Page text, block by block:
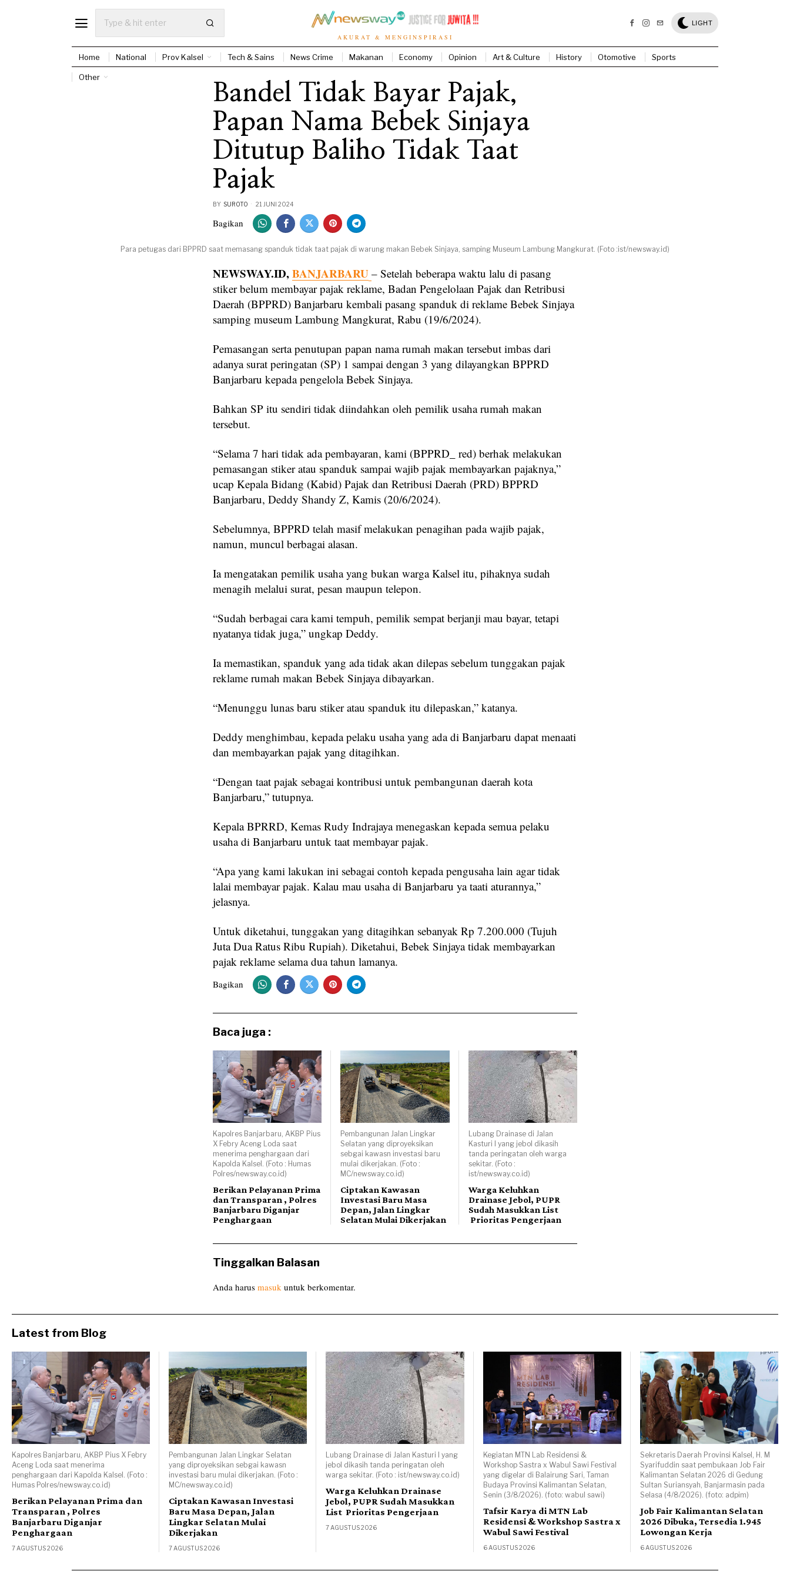
AKURAT & MENGINSPIRASI
LIGHT
Home National Prov Kalsel Tech & Sains News Crime Makanan Economy Opinion Art & Culture History Otomotive Sports
Other
Bandel Tidak Bayar Pajak,
Papan Nama Bebek Sinjaya
Ditutup Baliho Tidak Taat
Pajak
BY SUROTO 21 JUNI 2024
Bagikan
Para petugas dari BPPRD saat memasang spanduk tidak taat pajak di warung makan Bebek Sinjaya, samping Museum Lambung Mangkurat. (Foto :ist/newsway.id)
NEWSWAY.ID,BANJARBARU – Setelah beberapa waktu lalu di pasang
stiker belum membayar pajak reklame, Badan Pengelolaan Pajak dan Retribusi
Daerah (BPPRD) Banjarbaru kembali pasang spanduk di reklame Bebek Sinjaya
samping museum Lambung Mangkurat, Rabu (19/6/2024).
Pemasangan serta penutupan papan nama rumah makan tersebut imbas dari
adanya surat peringatan (SP) 1 sampai dengan 3 yang dilayangkan BPPRD
Banjarbaru kepada pengelola Bebek Sinjaya.
Bahkan SP itu sendiri tidak diindahkan oleh pemilik usaha rumah makan
tersebut.
“Selama 7 hari tidak ada pembayaran, kami (BPPRD_ red) berhak melakukan
pemasangan stiker atau spanduk sampai wajib pajak membayarkan pajaknya,”
ucap Kepala Bidang (Kabid) Pajak dan Retribusi Daerah (PRD) BPPRD
Banjarbaru, Deddy Shandy Z, Kamis (20/6/2024).
Sebelumnya, BPPRD telah masif melakukan penagihan pada wajib pajak,
namun, muncul berbagai alasan.
Ia mengatakan pemilik usaha yang bukan warga Kalsel itu, pihaknya sudah
menagih melalui surat, pesan maupun telepon.
“Sudah berbagai cara kami tempuh, pemilik sempat berjanji mau bayar, tetapi
nyatanya tidak juga,” ungkap Deddy.
Ia memastikan, spanduk yang ada tidak akan dilepas sebelum tunggakan pajak
reklame rumah makan Bebek Sinjaya dibayarkan.
“Menunggu lunas baru stiker atau spanduk itu dilepaskan,” katanya.
Deddy menghimbau, kepada pelaku usaha yang ada di Banjarbaru dapat menaati
dan membayarkan pajak yang ditagihkan.
“Dengan taat pajak sebagai kontribusi untuk pembangunan daerah kota
Banjarbaru,” tutupnya.
Kepala BPRRD, Kemas Rudy Indrajaya menegaskan kepada semua pelaku
usaha di Banjarbaru untuk taat membayar pajak.
“Apa yang kami lakukan ini sebagai contoh kepada pengusaha lain agar tidak
lalai membayar pajak. Kalau mau usaha di Banjarbaru ya taati aturannya,”
jelasnya.
Untuk diketahui, tunggakan yang ditagihkan sebanyak Rp 7.200.000 (Tujuh
Juta Dua Ratus Ribu Rupiah). Diketahui, Bebek Sinjaya tidak membayarkan
pajak reklame selama dua tahun lamanya.
Bagikan
Baca juga :
Kapolres Banjarbaru, AKBP Pius
X Febry Aceng Loda saat
menerima penghargaan dari
Kapolda Kalsel. (Foto : Humas
Polres/newsway.co.id)
Berikan Pelayanan Prima
dan Transparan , Polres
Banjarbaru Diganjar
Penghargaan
Pembangunan Jalan Lingkar
Selatan yang diproyeksikan
sebgai kawasn investasi baru
mulai dikerjakan. (Foto :
MC/newsway.co.id)
Ciptakan Kawasan
Investasi Baru Masa
Depan, Jalan Lingkar
Selatan Mulai Dikerjakan
Lubang Drainase di Jalan
Kasturi I yang jebol dikasih
tanda peringatan oleh warga
sekitar. (Foto :
ist/newsway.co.id)
Warga Keluhkan
Drainase Jebol, PUPR
Sudah Masukkan List
Prioritas Pengerjaan
Tinggalkan Balasan
Anda harus masuk untuk berkomentar.
Latest from Blog
Kapolres Banjarbaru, AKBP Pius X Febry
Aceng Loda saat menerima
penghargaan dari Kapolda Kalsel. (Foto :
Humas Polres/newsway.co.id)
Berikan Pelayanan Prima dan
Transparan , Polres
Banjarbaru Diganjar
Penghargaan
7 AGUSTUS 2026
Pembangunan Jalan Lingkar Selatan
yang diproyeksikan sebgai kawasn
investasi baru mulai dikerjakan. (Foto :
MC/newsway.co.id)
Ciptakan Kawasan Investasi
Baru Masa Depan, Jalan
Lingkar Selatan Mulai
Dikerjakan
7 AGUSTUS 2026
Lubang Drainase di Jalan Kasturi I yang
jebol dikasih tanda peringatan oleh
warga sekitar. (Foto : ist/newsway.co.id)
Warga Keluhkan Drainase
Jebol, PUPR Sudah Masukkan
List Prioritas Pengerjaan
7 AGUSTUS 2026
Kegiatan MTN Lab Residensi &
Workshop Sastra x Wabul Sawi Festival
yang digelar di Balairung Sari, Taman
Budaya Provinsi Kalimantan Selatan,
Senin (3/8/2026). (foto: wabul sawi)
Tafsir Karya di MTN Lab
Residensi & Workshop Sastra x
Wabul Sawi Festival
6 AGUSTUS 2026
Sekretaris Daerah Provinsi Kalsel, H. M
Syarifuddin saat pembukaan Job Fair
Kalimantan Selatan 2026 di Gedung
Sultan Suriansyah, Banjarmasin pada
Selasa (4/8/2026). (foto: adpim)
Job Fair Kalimantan Selatan
2026 Dibuka, Tersedia 1.945
Lowongan Kerja
6 AGUSTUS 2026